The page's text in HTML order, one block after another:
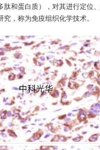
肽和蛋白质），对其进行定位
，称为免疫组织化学技术。